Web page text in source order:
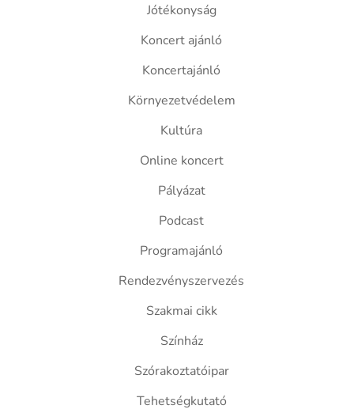
Jótékonyság
Koncert ajánló
Koncertajánló
Környezetvédelem
Kultúra
Online koncert
Pályázat
Podcast
Programajánló
Rendezvényszervezés
Szakmai cikk
Színház
Szórakoztatóipar
Tehetségkutató